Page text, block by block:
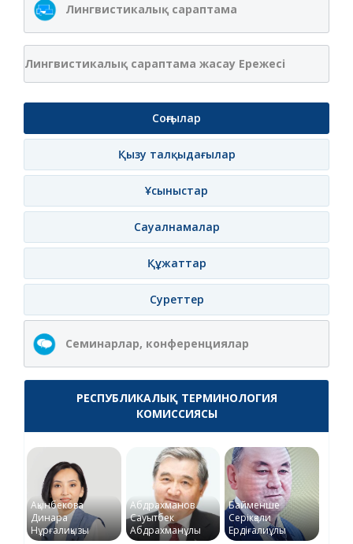
Лингвистикалық сараптама
Лингвистикалық сараптама жасау Ережесі
Соңғылар
Қызу талқыдағылар
Ұсыныстар
Сауалнамалар
Құжаттар
Суреттер
Семинарлар, конференциялар
РЕСПУБЛИКАЛЫҚ ТЕРМИНОЛОГИЯ
КОМИССИЯСЫ
Ақынбекова
Динара
Нұрғалиқызы
Абдрахманов
Сауытбек
Абдрахманұлы
Байменше
Серікқали
Ердіғалиұлы